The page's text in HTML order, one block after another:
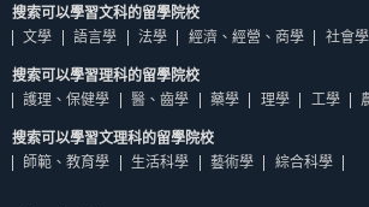
搜索可以學習文科的留學院校
文學
語言學 法學 經濟、經營、商學 社會學
搜索可以學習理科的留學院校
護理、保健學
醫、齒學 藥學 理學 工學
搜索可以學習文理科的留學院校
師範、教育學
生活科學 藝術學 綜合科學